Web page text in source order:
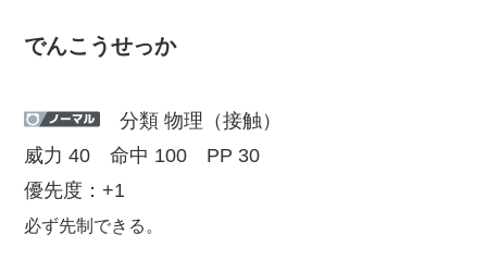
でんこうせっか
分類 物理（接触）
威力 40 命中 100 PP 30
優先度：+1
必ず先制できる。